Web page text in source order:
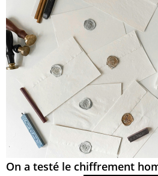
On a testé le chiffrement